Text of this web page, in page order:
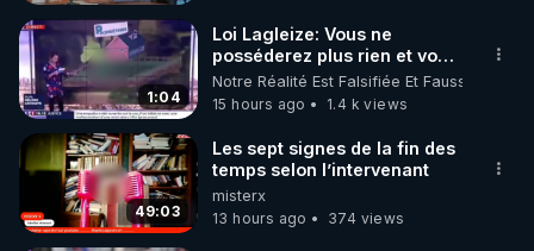
1:04
Loi Lagleize: Vous ne
posséderez plus rien et vous
serez heureux !
Notre Réalité Est Falsifiée Et Fausse
15 hours ago
1.4 k views
49:03
Les sept signes de la fin des
temps selon l’intervenant
misterx
13 hours ago
374 views